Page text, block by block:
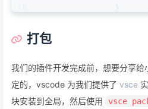
20
}
}
打包
我们的插件开发完成前，想要分享
定的，vscode 为我们提供了 vsce
块安装到全局，然后使用
vsce